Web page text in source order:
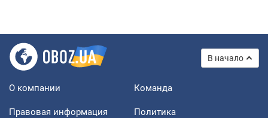
В начало
О компании Команда
Правовая информация
Политика